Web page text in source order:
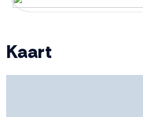
Kaart